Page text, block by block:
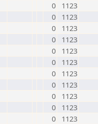
0
1123
0
1123
0
1123
0
1123
0
1123
0
1123
0
1123
0
1123
0
1123
0
1123
0
1123